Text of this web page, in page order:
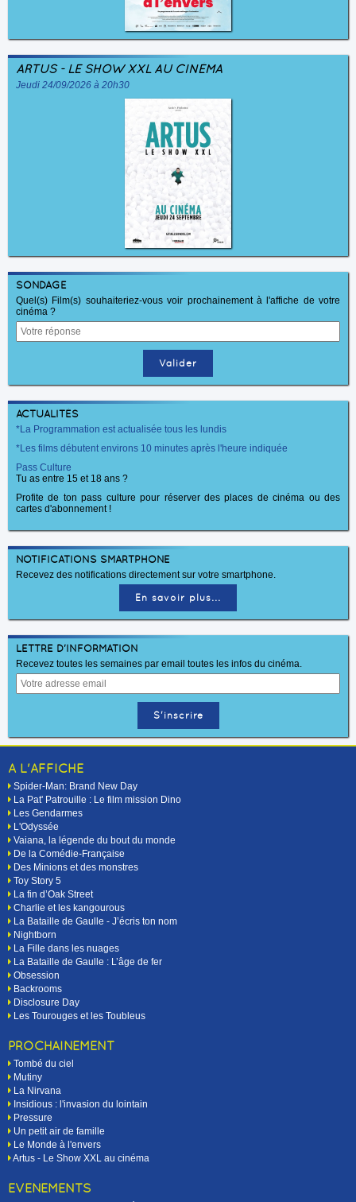
ARTUS - LE SHOW XXL AU CINÉMA
Jeudi 24/09/2026 à 20h30
SONDAGE
Quel(s) Film(s) souhaiteriez-vous voir prochainement à l'affiche de votre
cinéma ?
ACTUALITÉS
*La Programmation est actualisée tous les lundis
*Les films débutent environs 10 minutes après l'heure indiquée
Pass Culture
Tu as entre 15 et 18 ans ?
Profite de ton pass culture pour réserver des places de cinéma ou des
cartes d'abonnement !
NOTIFICATIONS SMARTPHONE
Recevez des notifications directement sur votre smartphone.
En savoir plus...
LETTRE D'INFORMATION
Recevez toutes les semaines par email toutes les infos du cinéma.
A L'AFFICHE
Spider-Man: Brand New Day
La Pat' Patrouille : Le film mission Dino
Les Gendarmes
L'Odyssée
Vaiana, la légende du bout du monde
De la Comédie-Française
Des Minions et des monstres
Toy Story 5
La fin d’Oak Street
Charlie et les kangourous
La Bataille de Gaulle - J’écris ton nom
Nightborn
La Fille dans les nuages
La Bataille de Gaulle : L’âge de fer
Obsession
Backrooms
Disclosure Day
Les Tourouges et les Toubleus
PROCHAINEMENT
Tombé du ciel
Mutiny
La Nirvana
Insidious : l'invasion du lointain
Pressure
Un petit air de famille
Le Monde à l'envers
Artus - Le Show XXL au cinéma
EVÉNEMENTS